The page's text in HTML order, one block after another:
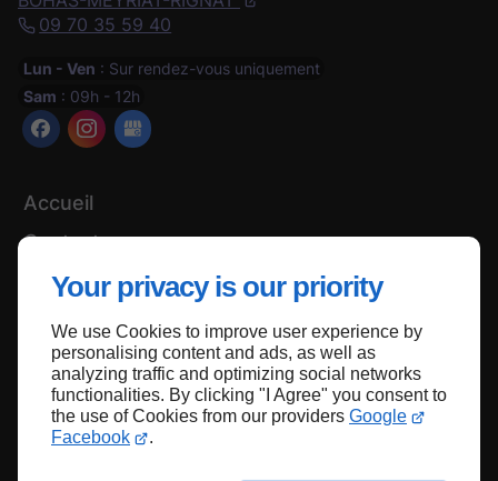
Your privacy is our priority
We use Cookies to improve user experience by
personalising content and ads, as well as
analyzing traffic and optimizing social networks
functionalities. By clicking "I Agree" you consent to
the use of Cookies from our providers Google
Facebook
.
09 70 35 59 40
Lun - Ven : Sur rendez-vous uniquement
Sam : 09h - 12h
Accueil
Contactez-nous
Mentions légales
Plan du site
Haut de page